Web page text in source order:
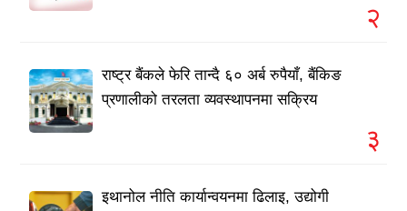
२
राष्ट्र बैंकले फेरि तान्दै ६० अर्ब रुपैयाँ, बैंकिङ
प्रणालीको तरलता व्यवस्थापनमा सक्रिय
३
इथानोल नीति कार्यान्वयनमा ढिलाइ, उद्योगी